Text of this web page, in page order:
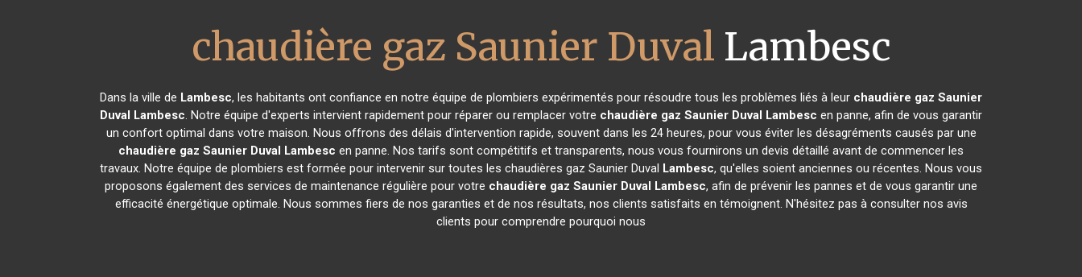
chaudière gaz Saunier Duval Lambesc
Dans la ville de Lambesc, les habitants ont confiance en notre équipe de plombiers expérimentés pour résoudre tous les problèmes liés à leur chaudière gaz Saunier
Duval Lambesc. Notre équipe d'experts intervient rapidement pour réparer ou remplacer votre chaudière gaz Saunier Duval Lambesc en panne, afin de vous garantir
un confort optimal dans votre maison. Nous offrons des délais d'intervention rapide, souvent dans les 24 heures, pour vous éviter les désagréments causés par une
chaudière gaz Saunier Duval Lambesc en panne. Nos tarifs sont compétitifs et transparents, nous vous fournirons un devis détaillé avant de commencer les
travaux. Notre équipe de plombiers est formée pour intervenir sur toutes les chaudières gaz Saunier Duval Lambesc, qu'elles soient anciennes ou récentes. Nous vous
proposons également des services de maintenance régulière pour votre chaudière gaz Saunier Duval Lambesc, afin de prévenir les pannes et de vous garantir une
efficacité énergétique optimale. Nous sommes fiers de nos garanties et de nos résultats, nos clients satisfaits en témoignent. N'hésitez pas à consulter nos avis
clients pour comprendre pourquoi nous